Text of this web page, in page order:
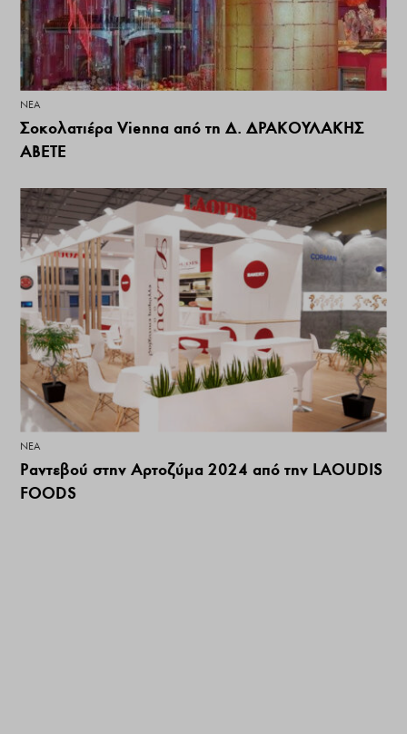
ΝΕΑ
Σοκολατιέρα Vienna από τη Δ. ΔΡΑΚΟΥΛΑΚΗΣ
ΑΒΕΤΕ
ΝΕΑ
Ραντεβού στην Αρτοζύμα 2024 από την LAOUDIS
FOODS